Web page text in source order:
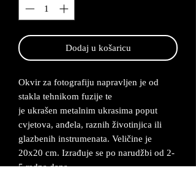
Dodaj u košaricu
Okvir za fotografiju napravljen je od
stakla tehnikom fuzije te
je ukrašen metalnim ukrasima poput
cvjetova, anđela, raznih životinjica ili
glazbenih instrumenata. Veličine je
20x20 cm. Izrađuje se po narudžbi od 2-
5 radna dana.